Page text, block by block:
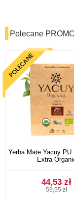
Polecane
Yerba Mate Yacuy PU
Extra
44,53 zł
59,55 zł